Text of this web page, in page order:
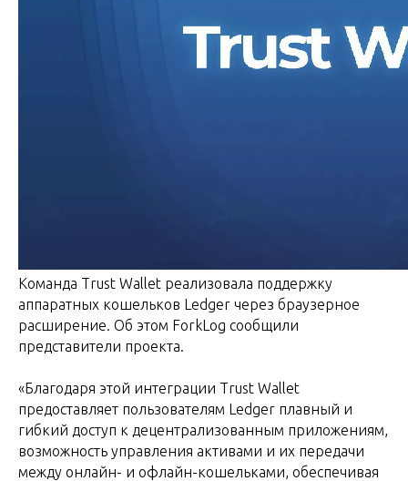
Команда Trust Wallet реализовала поддержку
аппаратных кошельков Ledger через браузерное
расширение. Об этом ForkLog сообщили
представители проекта.
«Благодаря этой интеграции Trust Wallet
предоставляет пользователям Ledger плавный и
гибкий доступ к децентрализованным приложениям,
возможность управления активами и их передачи
между онлайн- и офлайн-кошельками, обеспечивая